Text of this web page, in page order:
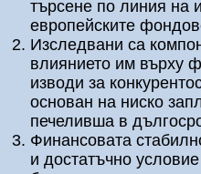
търсене по линия на
европейските
Изследвани са
влиянието им върху
изводи за
основан на ниско
печеливша в
Финансовата
и достатъчно